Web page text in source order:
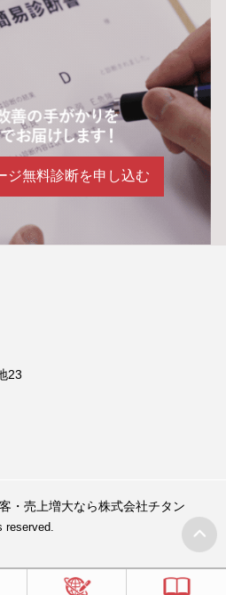
ジ無料診断を申し込む
23
・売上増大なら株式会社チタン
reserved.